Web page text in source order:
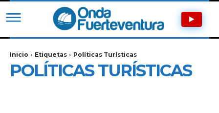
Inicio Etiquetas Políticas Turísticas
POLÍTICAS TURÍSTICAS